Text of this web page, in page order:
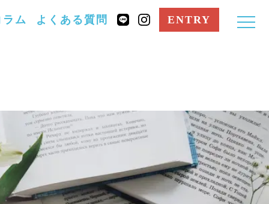
ラム よくある質問 ENTRY